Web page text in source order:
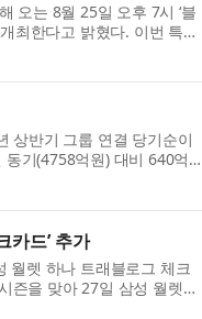
오는 8월 25일 오후 7시 ‘블
최한다고 밝혔다. 이번 특강
차를 사용하지...
상반기 그룹 연결 당기순이
기(4758억원) 대비 640억
충당금전입액 감소 ...
카드’ 추가
월렛 하나 트래블로그 체크
즌을 맞아 27일 삼성 월렛에
과 하나카드...